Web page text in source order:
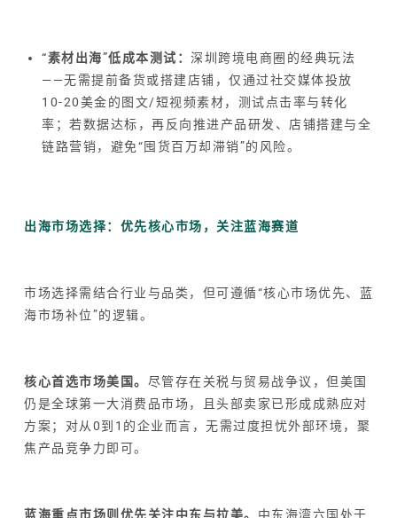
“素材出海”低成本测试： 深圳跨境电商圈的经典玩法
——无需提前备货或搭建店铺，仅通过社交媒体投放
10-20美金的图文/短视频素材，测试点击率与转化
率；若数据达标，再反向推进产品研发、店铺搭建与全
链路营销，避免“囤货百万却滞销”的风险。
出海市场选择：优先核心市场，关注蓝海赛道
市场选择需结合行业与品类，但可遵循“核心市场优先、蓝
海市场补位”的逻辑。
核心首选市场美国。 尽管存在关税与贸易战争议，但美国
仍是全球第一大消费品市场，且头部卖家已形成成熟应对
方案；对从0到1的企业而言，无需过度担忧外部环境，聚
焦产品竞争力即可。
蓝海重点市场则优先关注中东与拉美。 中东海湾六国处于